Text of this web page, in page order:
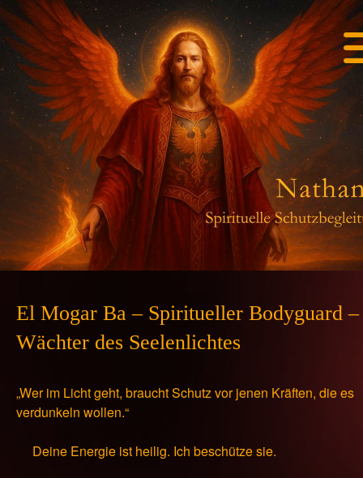
El Mogar Ba – Spiritueller Bodyguard –
Wächter des Seelenlichtes
„Wer im Licht geht, braucht Schutz vor jenen Kräften, die es
verdunkeln wollen.“
Deine Energie ist heilig. Ich beschütze sie.